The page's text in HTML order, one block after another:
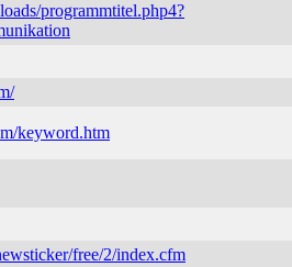
programmtitel.php4?
keyword.htm
free/2/index.cfm